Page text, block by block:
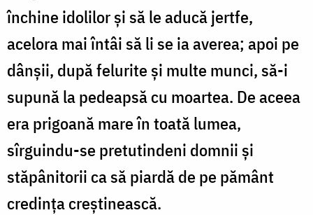
închine idolilor şi să le aducă jertfe,
acelora mai întâi să li se ia averea; apoi pe
dânşii, după felurite şi multe munci, să-i
supună la pedeapsă cu moartea. De aceea
era prigoană mare în toată lumea,
sîrguindu-se pretutindeni domnii şi
stăpânitorii ca să piardă de pe pământ
credinţa creştinească.